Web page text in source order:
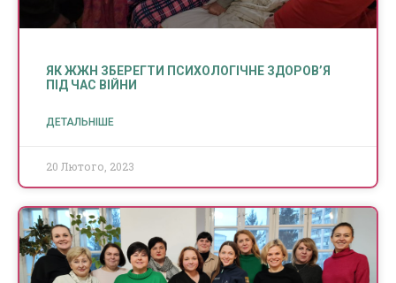
ЯК ЖЖН ЗБЕРЕГТИ ПСИХОЛОГІЧНЕ ЗДОРОВ’Я
ПІД ЧАС ВІЙНИ
ДЕТАЛЬНІШЕ
20 Лютого, 2023